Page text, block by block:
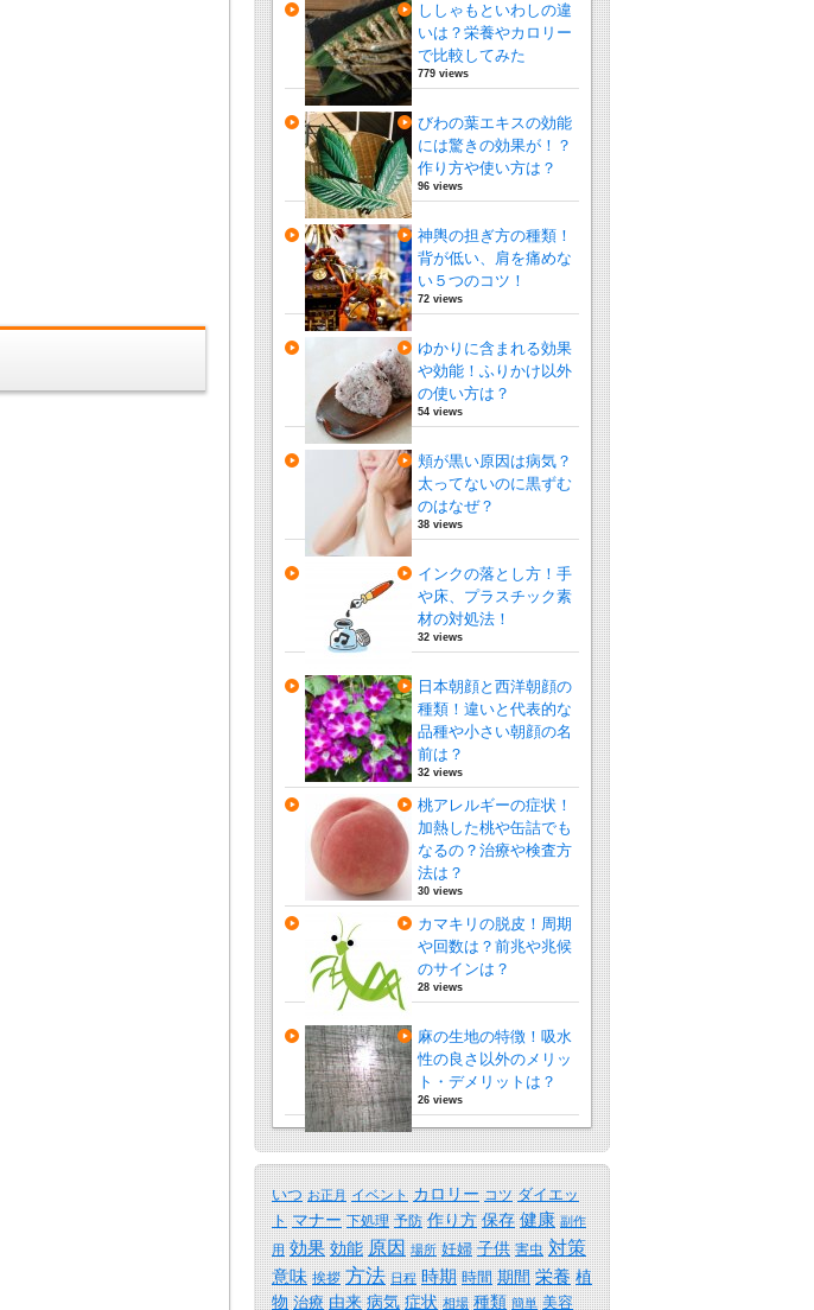
ししゃもといわしの違
いは？栄養やカロリー
で比較してみた
779 views
びわの葉エキスの効能
には驚きの効果が！？
作り方や使い方は？
96 views
神輿の担ぎ方の種類！
背が低い、肩を痛めな
い５つのコツ！
72 views
ゆかりに含まれる効果
や効能！ふりかけ以外
の使い方は？
54 views
頬が黒い原因は病気？
太ってないのに黒ずむ
のはなぜ？
38 views
インクの落とし方！手
や床、プラスチック素
材の対処法！
32 views
日本朝顔と西洋朝顔の
種類！違いと代表的な
品種や小さい朝顔の名
前は？
32 views
桃アレルギーの症状！
加熱した桃や缶詰でも
なるの？治療や検査方
法は？
30 views
カマキリの脱皮！周期
や回数は？前兆や兆候
のサインは？
28 views
麻の生地の特徴！吸水
性の良さ以外のメリッ
ト・デメリットは？
26 views
いつ お正月 イベント カロリー コツ ダイエッ
ト マナー 下処理 予防 作り方 保存 健康 副作
用 効果 効能 原因 場所 妊婦 子供 害虫 対策
意味 挨拶 方法 日程 時期 時間 期間 栄養 植
物 治療 由来 病気 症状 相場 種類 簡単 美容